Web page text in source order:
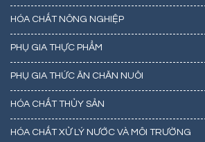
HÓA CHẤT NÔNG NGHIỆP
PHỤ GIA THỰC PHẨM
PHỤ GIA THỨC ĂN CHĂN NUÔI
HÓA CHẤT THỦY SẢN
HÓA CHẤT XỬ LÝ NƯỚC VÀ MÔI TRƯỜNG